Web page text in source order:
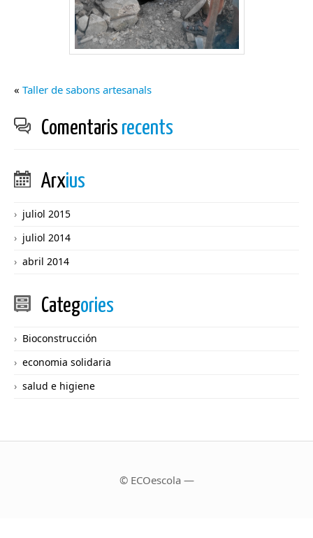
« Taller de sabons artesanals
Comentaris recents
Arxius
juliol 2015
juliol 2014
abril 2014
Categories
Bioconstrucción
economia solidaria
salud e higiene
© ECOescola —